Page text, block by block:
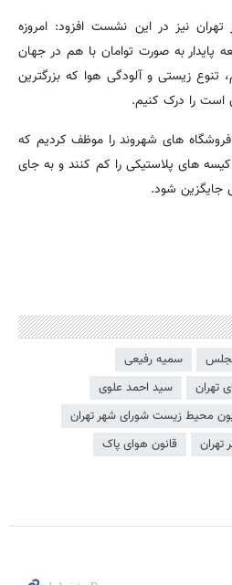
نیز در این نشست افزود: امروزه
به صورت توامان با هم در جهان
تنوع زیستی و آلودگی هوا که بزرگترین
را درک کنیم.
های شهروند را موظف کردیم که
های پلاستیکی را کم کنند و به جای
جایگزین شود.
سمیه رفیعی
تهران
سید احمد علوی
محیط زیست شورای شهر تهران
قانون هوای پاک